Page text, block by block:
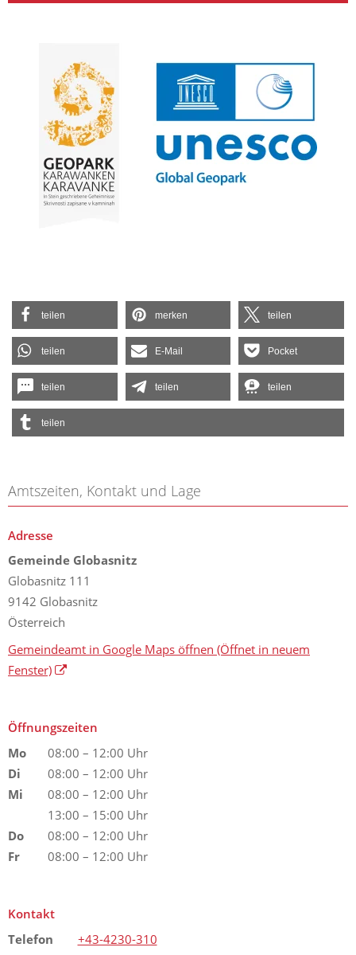
teilen merken teilen
teilen E-Mail Pocket
teilen teilen teilen
teilen
Amtszeiten, Kontakt und Lage
Adresse
Gemeinde Globasnitz
Globasnitz 111
9142 Globasnitz
Österreich
Gemeindeamt in Google Maps öffnen (Öffnet in neuem
Fenster)
Öffnungszeiten
Mo
08:00 – 12:00 Uhr
Di
08:00 – 12:00 Uhr
Mi
08:00 – 12:00 Uhr
13:00 – 15:00 Uhr
Do
08:00 – 12:00 Uhr
Fr
08:00 – 12:00 Uhr
Kontakt
Telefon
+43-4230-310